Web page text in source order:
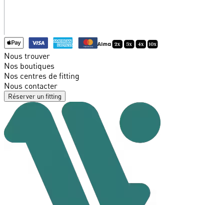
Nous trouver
Nos boutiques
Nos centres de fitting
Nous contacter
Réserver un fitting